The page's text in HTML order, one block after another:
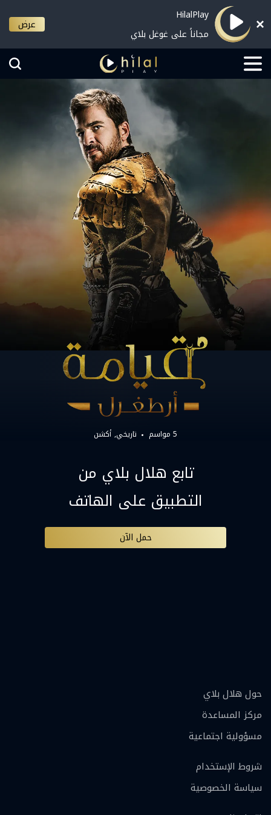
HilalPlay
مجاناً على غوغل بلاي
عرض
5 مواسم تاريخي أكشن
تابع هلال بلاي من
التطبيق على الهاتف
حمل الآن
حول هلال بلاي
مركز المساعدة
مسؤولية اجتماعية
شروط الإستخدام
سياسة الخصوصية